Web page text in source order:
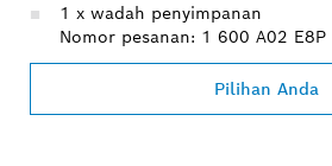
1 x wadah penyimpanan
Nomor pesanan: 1 600 A02 E8P
Pilihan Anda